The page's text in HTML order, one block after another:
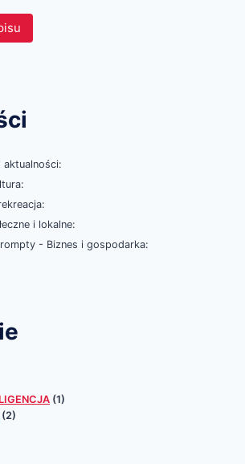
aktualności:
i lokalne:
- Biznes i gospodarka:
(1)
(2)